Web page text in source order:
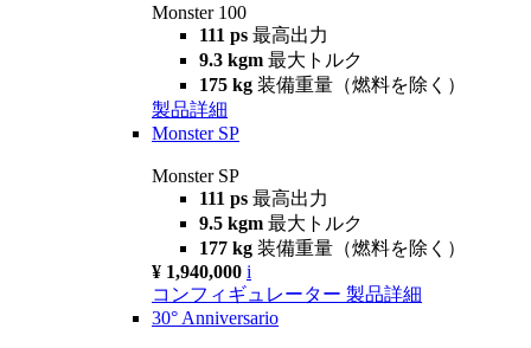
Monster 100
111 ps 最高出力
9.3 kgm 最大トルク
175 kg 装備重量（燃料を除く）
製品詳細
Monster SP
Monster SP
111 ps 最高出力
9.5 kgm 最大トルク
177 kg 装備重量（燃料を除く）
¥ 1,940,000 i
コンフィギュレーター 製品詳細
30° Anniversario